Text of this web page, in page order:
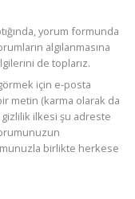
yorum formunda
algılanmasına
de toplarız.
için e-posta
metin (karma olarak da
gizlilik ilkesi şu adreste
birlikte herkese